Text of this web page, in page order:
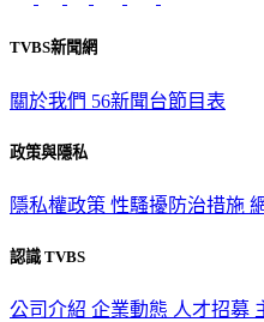
TVBS新聞網
關於我們 56新聞台節目表
政策與隱私
隱私權政策 性騷擾防治措施
認識 TVBS
公司介紹 企業動態 人才招募